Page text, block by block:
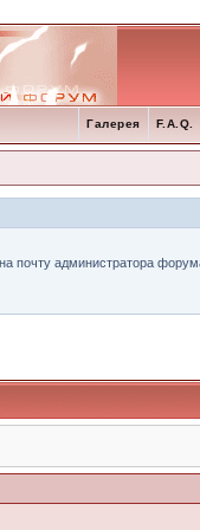
F.A.Q.
Галерея
администратора